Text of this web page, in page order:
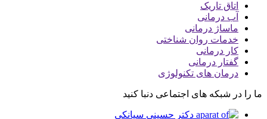
اتاق تاریک
آب درمانی
ماساژ درمانی
خدمات روان شناختی
کار درمانی
گفتار درمانی
درمان های تکنولوژی
ما را در شبکه های اجتماعی دنبا کنید